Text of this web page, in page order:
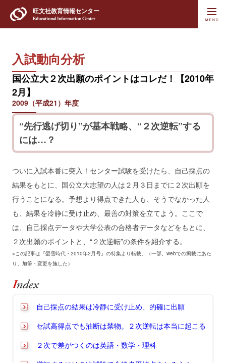
旺文社教育情報センター
Educational Information Center
入試動向分析
国公立大２次出願のポイントはコレだ！【2010年
2月】
2009（平成21）年度
“先行逃げ切り”が基本戦略、“２次逆転”する
には…？
ついに入試本番に突入！センター試験を受けたら、自己採点の
結果をもとに、国公立大志望の人は２月３日までに２次出願を
行うことになる。予想より得点できた人も、そうでなかった人
も、結果を冷静に受け止め、最善の対策を立てよう。ここで
は、自己採点データや大学公表の合格者データなどをもとに、
２次出願のポイントと、“２次逆転”の条件を紹介する。
※この記事は『螢雪時代・2010年2月号』の特集より転載。（一部、webでの掲載にあた
り、加筆・変更を施した）
自己採点の結果は冷静に受け止め、的確に出願
セ試高得点でも油断は禁物。２次逆転は本当に起こる
２次で差がつくのは英語・数学・理科